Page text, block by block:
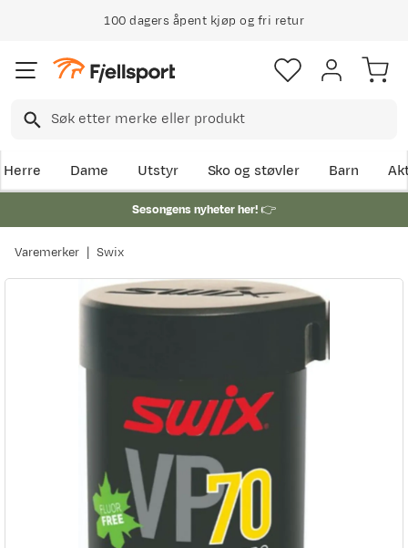
100 dagers åpent kjøp og fri retur
Herre Dame Utstyr Sko og støvler Barn
Sesongens nyheter her!👉
Varemerker Swix